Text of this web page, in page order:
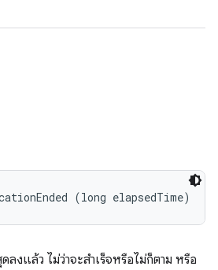
(long elapsedTime)
ลงแล้ว ไม่ว่าจะสำเร็จหรือไม่ก็ตาม หรือ